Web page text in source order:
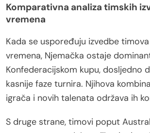
Komparativna analiza timskih
vremena
Kada se uspoređuju izvedbe
vremena, Njemačka ostaje
Konfederacijskom kupu, dosljedno
kasnije faze turnira. Njihova
igrača i novih talenata održava ih
S druge strane, timovi poput